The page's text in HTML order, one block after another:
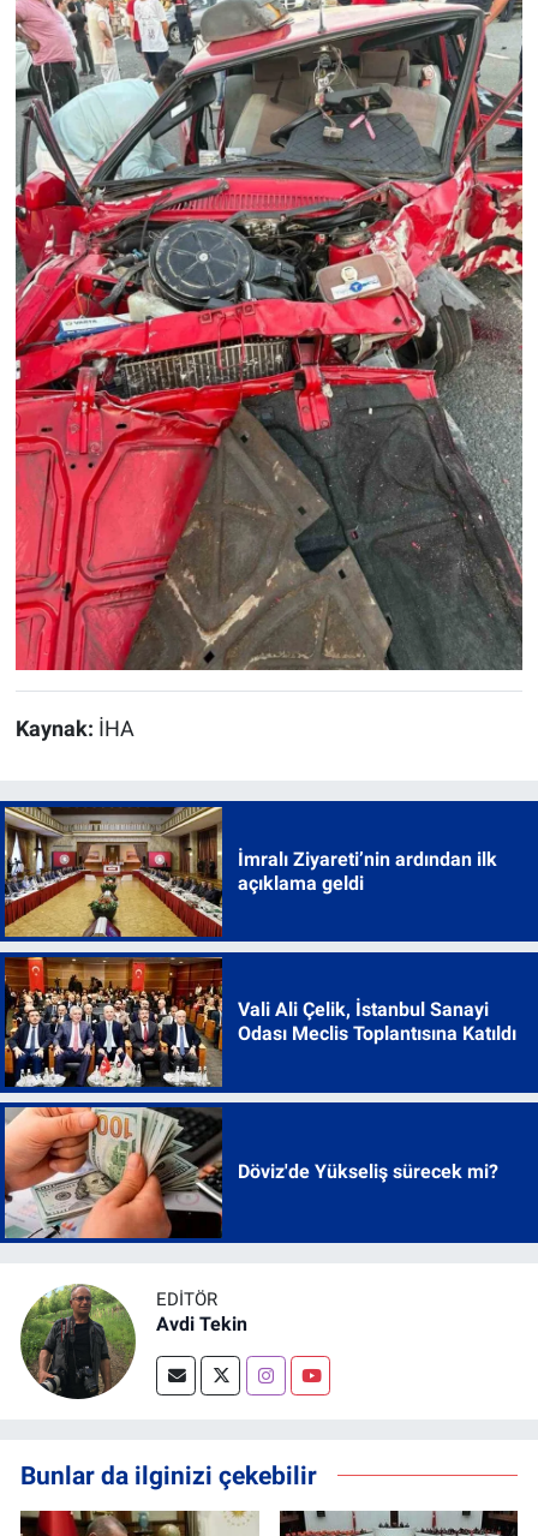
Kaynak: İHA
İmralı Ziyareti’nin ardından ilk
açıklama geldi
Vali Ali Çelik, İstanbul Sanayi
Odası Meclis Toplantısına Katıldı
Döviz'de Yükseliş sürecek mi?
EDITÖR
Avdi Tekin
Bunlar da ilginizi çekebilir